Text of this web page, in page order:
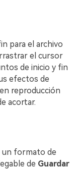
para el archivo
el cursor
de inicio y fin
efectos de
reproducción
acortar.
un formato de
de Guardar